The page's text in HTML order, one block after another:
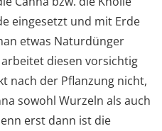
eingesetzt und mit Erde
etwas Naturdünger
diesen vorsichtig
nach der Pflanzung nicht,
sowohl Wurzeln als auch
erst dann ist die